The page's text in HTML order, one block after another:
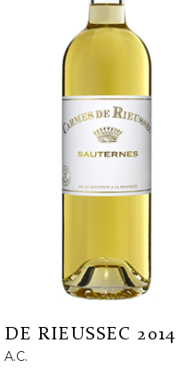
DE RIEUSSEC 2014